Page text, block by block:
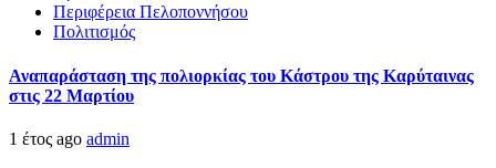
Περιφέρεια Πελοποννήσου
Πολιτισμός
Αναπαράσταση της πολιορκίας του Κάστρου της Καρύταινας
στις 22 Μαρτίου
1 έτος ago admin